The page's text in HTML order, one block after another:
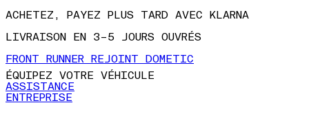
ACHETEZ, PAYEZ PLUS TARD AVEC KLARNA
LIVRAISON EN 3–5 JOURS OUVRÉS
FRONT RUNNER REJOINT DOMETIC
ÉQUIPEZ VOTRE VÉHICULE
ASSISTANCE
ENTREPRISE